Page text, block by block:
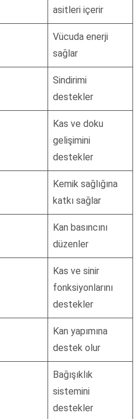
asitleri içerir
Vücuda enerji
sağlar
Sindirimi
destekler
Kas ve doku
gelişimini
destekler
Kemik sağlığına
katkı sağlar
Kan basıncını
düzenler
Kas ve sinir
fonksiyonlarını
destekler
Kan yapımına
destek olur
Bağışıklık
sistemini
destekler